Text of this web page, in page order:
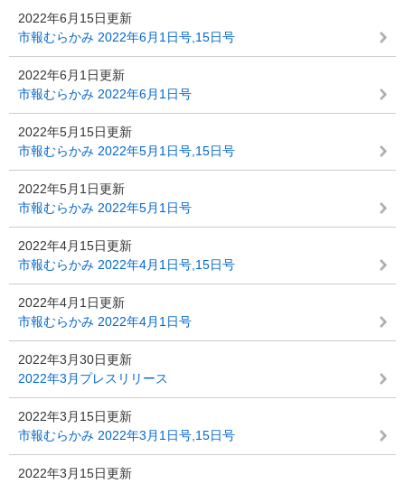
2022年6月15日更新
市報むらかみ 2022年6月1日号,15日号
2022年6月1日更新
市報むらかみ 2022年6月1日号
2022年5月15日更新
市報むらかみ 2022年5月1日号,15日号
2022年5月1日更新
市報むらかみ 2022年5月1日号
2022年4月15日更新
市報むらかみ 2022年4月1日号,15日号
2022年4月1日更新
市報むらかみ 2022年4月1日号
2022年3月30日更新
2022年3月プレスリリース
2022年3月15日更新
市報むらかみ 2022年3月1日号,15日号
2022年3月15日更新